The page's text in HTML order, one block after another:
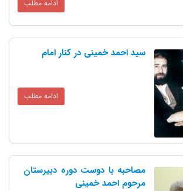
خمینی در کنار امام
با دوست دوره دبیرستان
احمد خمینی